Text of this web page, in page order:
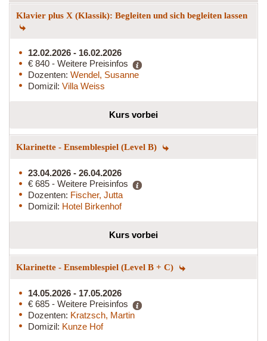
Klavier plus X (Klassik): Begleiten und sich begleiten lassen
12.02.2026 - 16.02.2026
€ 840 - Weitere Preisinfos
Dozenten: Wendel, Susanne
Domizil: Villa Weiss
Kurs vorbei
Klarinette - Ensemblespiel (Level B)
23.04.2026 - 26.04.2026
€ 685 - Weitere Preisinfos
Dozenten: Fischer, Jutta
Domizil: Hotel Birkenhof
Kurs vorbei
Klarinette - Ensemblespiel (Level B + C)
14.05.2026 - 17.05.2026
€ 685 - Weitere Preisinfos
Dozenten: Kratzsch, Martin
Domizil: Kunze Hof